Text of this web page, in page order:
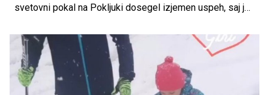
svetovni pokal na Pokljuki dosegel izjemen uspeh, saj je
zmagi je delil zapis o tem, kako zelo je navezan na svojo
družino in da si je želel, da bi njegove hčerke enkrat
doživele, kako je videti, ko njihov oče zmaga.